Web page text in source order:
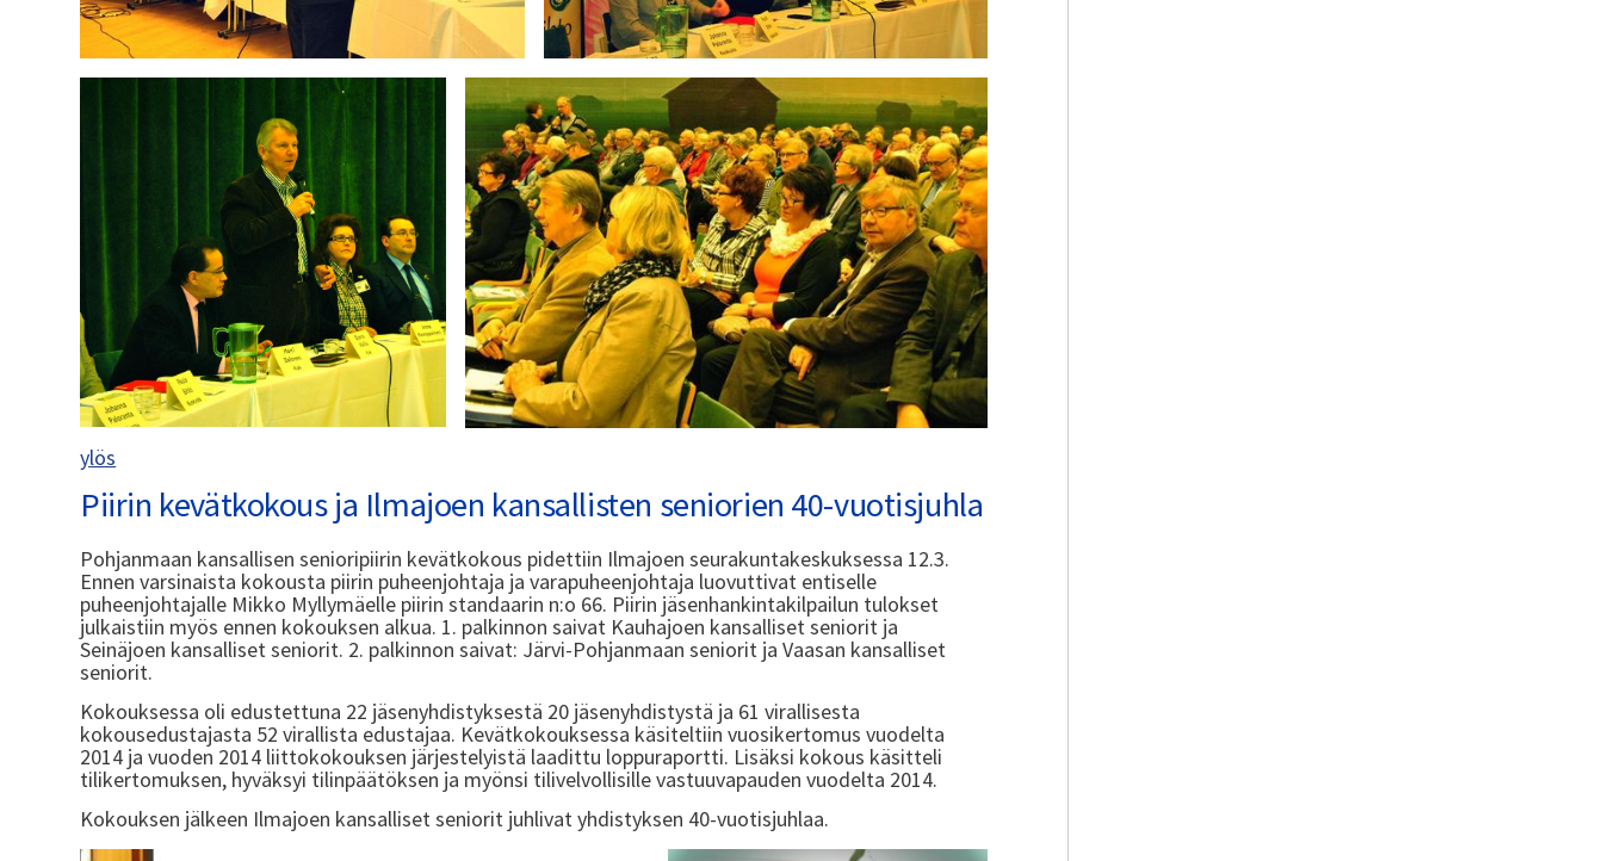
ylös
Piirin kevätkokous ja Ilmajoen kansallisten seniorien 40-vuotisjuhla
Pohjanmaan kansallisen senioripiirin kevätkokous pidettiin Ilmajoen seurakuntakeskuksessa 12.3.
Ennen varsinaista kokousta piirin puheenjohtaja ja varapuheenjohtaja luovuttivat entiselle
puheenjohtajalle Mikko Myllymäelle piirin standaarin n:o 66. Piirin jäsenhankintakilpailun tulokset
julkaistiin myös ennen kokouksen alkua. 1. palkinnon saivat Kauhajoen kansalliset seniorit ja
Seinäjoen kansalliset seniorit. 2. palkinnon saivat: Järvi-Pohjanmaan seniorit ja Vaasan kansalliset
seniorit.
Kokouksessa oli edustettuna 22 jäsenyhdistyksestä 20 jäsenyhdistystä ja 61 virallisesta
kokousedustajasta 52 virallista edustajaa. Kevätkokouksessa käsiteltiin vuosikertomus vuodelta
2014 ja vuoden 2014 liittokokouksen järjestelyistä laadittu loppuraportti. Lisäksi kokous käsitteli
tilikertomuksen, hyväksyi tilinpäätöksen ja myönsi tilivelvollisille vastuuvapauden vuodelta 2014.
Kokouksen jälkeen Ilmajoen kansalliset seniorit juhlivat yhdistyksen 40-vuotisjuhlaa.